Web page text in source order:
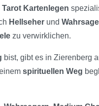
Tarot Kartenlegen
Hellseher und
zu verwirklichen.
bist, gibt es in Zierenberg
spirituellen Weg